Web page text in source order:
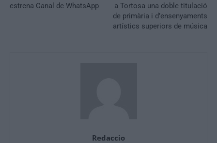
estrena Canal de WhatsApp
a Tortosa una doble titulació
de primària i d’ensenyaments
artístics superiors de música
Redaccio